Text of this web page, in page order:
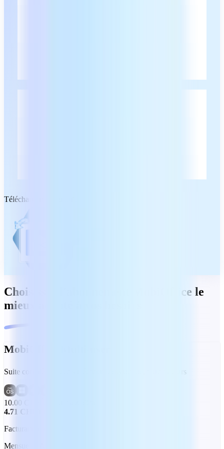
Téléchargement gratuit
Choisissez l'abonnement MobiOffice le
mieux adapté à vos besoins
MobiOffice Multi-user
Suite complète d'outils d'édition bureautique, 6 utilisateurs
10.00 CHF
4.71 CHF
Facturation annuelle
Mensuel